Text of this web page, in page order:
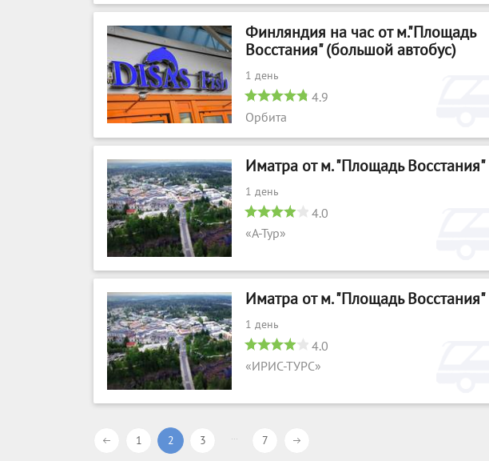
Финляндия на час от м."Площадь
Восстания" (большой автобус)
1 день
4.9
Орбита
Иматра от м. "Площадь Восстания"
1 день
4.0
«А-Тур»
Иматра от м. "Площадь Восстания"
1 день
4.0
«ИРИС-ТУРС»
1 2 3 ... 7